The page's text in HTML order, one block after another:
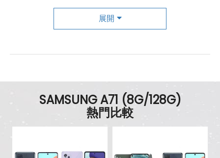
第一主相機光圈
f1.8
錄影功能
4K（30fps）
自動對焦
有
第二主相機畫素
1200 萬畫素
展開
SAMSUNG A71 (8G/128G)
熱門比較